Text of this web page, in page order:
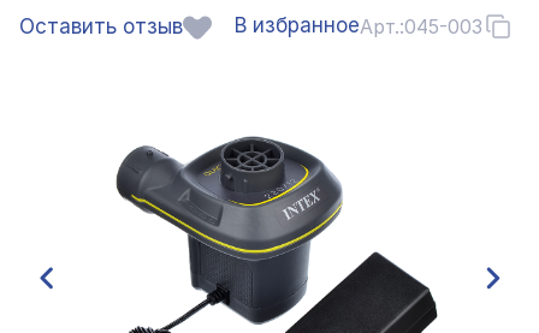
Оставить отзыв В избранноеАрт.:045-003